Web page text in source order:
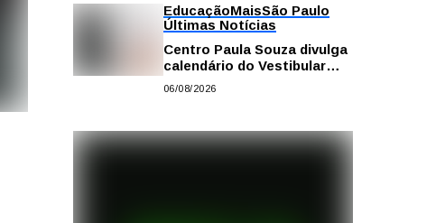
EducaçãoMaisSão Paulo
Últimas Notícias
Centro Paula Souza divulga
calendário do Vestibular
das Fatecs para o primeiro
06/08/2026